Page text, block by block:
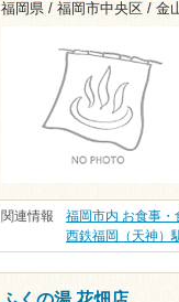
福岡県 / 福岡市中央区 / 金
関連情報 福岡市内 お食事・
西鉄福岡（天神）